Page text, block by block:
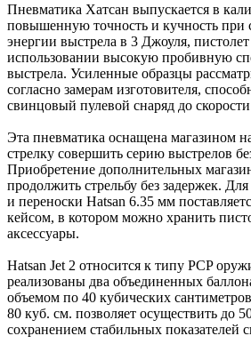
Пневматика Хатсан выпускается в
повышенную точность и кучность при
энергии выстрела в 3 Джоуля,
использовании высокую пробивную
выстрела. Усиленные образцы
согласно замерам изготовителя,
свинцовый пулевой снаряд до
Эта пневматика оснащена магазином
стрелку совершить серию выстрелов
Приобретение дополнительных
продолжить стрельбу без задержек.
и переноски Hatsan 6.35 мм
кейсом, в котором можно хранить
аксессуары.
Hatsan Jet 2 относится к типу PCP
реализованы два объединенных
объемом по 40 кубических
80 куб. см. позволяет осуществить до
сохранением стабильных показателей